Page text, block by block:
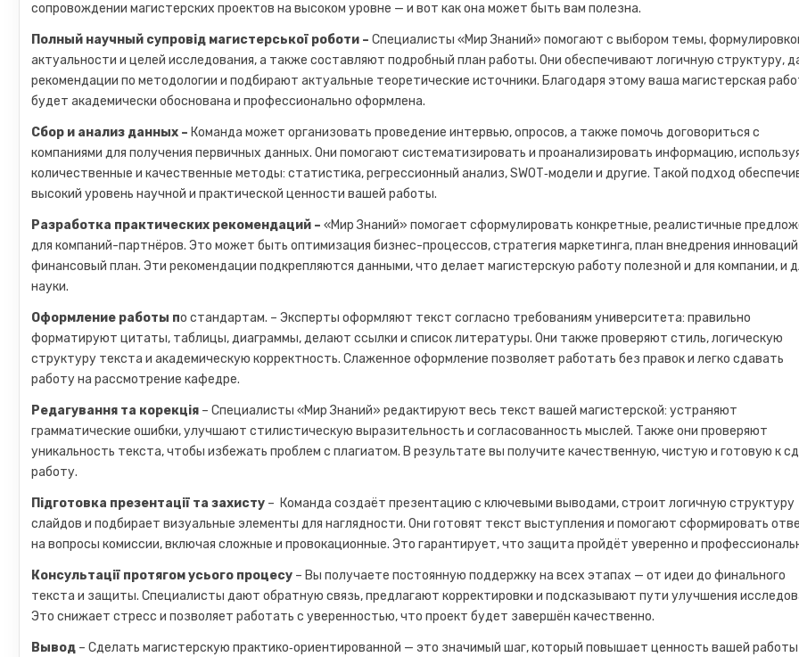
сопровождении магистерских проектов на высоком уровне — и вот как она может быть вам полезна.
Полный научный супровід магистерської роботи –Специалисты «Мир Знаний» помогают с выбором темы,
актуальности и целей исследования, а также составляют подробный план работы. Они обеспечивают логичную структуру,
рекомендации по методологии и подбирают актуальные теоретические источники. Благодаря этому ваша магистерская
будет академически обоснована и профессионально оформлена.
Сбор и анализ данных – Команда может организовать проведение интервью, опросов, а также помочь договориться с
компаниями для получения первичных данных. Они помогают систематизировать и проанализировать информацию,
количественные и качественные методы: статистика, регрессионный анализ, SWOT‑модели и другие. Такой подход
высокий уровень научной и практической ценности вашей работы.
Разработка практических рекомендаций –«Мир Знаний» помогает сформулировать конкретные, реалистичные
для компаний-партнёров. Это может быть оптимизация бизнес-процессов, стратегия маркетинга, план внедрения
финансовый план. Эти рекомендации подкрепляются данными, что делает магистерскую работу полезной и для компании, и
науки.
Оформление работы по стандартам. – Эксперты оформляют текст согласно требованиям университета: правильно
форматируют цитаты, таблицы, диаграммы, делают ссылки и список литературы. Они также проверяют стиль, логическую
структуру текста и академическую корректность. Слаженное оформление позволяет работать без правок и легко сдавать
работу на рассмотрение кафедре.
Редагування та корекція – Специалисты «Мир Знаний» редактируют весь текст вашей магистерской: устраняют
грамматические ошибки, улучшают стилистическую выразительность и согласованность мыслей. Также они проверяют
уникальность текста, чтобы избежать проблем с плагиатом. В результате вы получите качественную, чистую и готовую к
работу.
Підготовка презентації та захисту – Команда создаёт презентацию с ключевыми выводами, строит логичную структуру
слайдов и подбирает визуальные элементы для наглядности. Они готовят текст выступления и помогают сформировать
на вопросы комиссии, включая сложные и провокационные. Это гарантирует, что защита пройдёт уверенно и
Консультації протягом усього процесу – Вы получаете постоянную поддержку на всех этапах — от идеи до финального
текста и защиты. Специалисты дают обратную связь, предлагают корректировки и подсказывают пути улучшения
Это снижает стресс и позволяет работать с уверенностью, что проект будет завершён качественно.
Вывод – Сделать магистерскую практико‑ориентированной — это значимый шаг, который повышает ценность вашей работы